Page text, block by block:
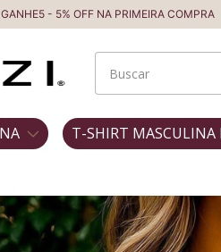
5% OFF NA PRIMEIRA COMPRA
T-SHIRT MASCULINA